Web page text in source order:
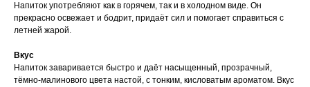
Напиток употребляют как в горячем, так и в холодном виде. Он
прекрасно освежает и бодрит, придаёт сил и помогает справиться с
летней жарой.
Вкус
Напиток заваривается быстро и даёт насыщенный, прозрачный,
тёмно-малинового цвета настой, с тонким, кисловатым ароматом. Вкус